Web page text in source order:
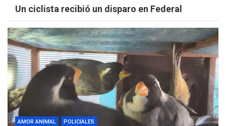
Un ciclista recibió un disparo en Federal
AMOR ANIMAL POLICIALES